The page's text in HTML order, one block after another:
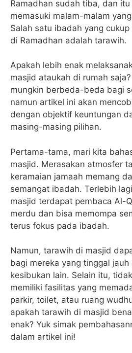
Ramadhan sudah tiba, dan
memasuki malam-malam
Salah satu ibadah yang
di Ramadhan adalah tarawih.
Apakah lebih enak
masjid ataukah di rumah
mungkin berbeda-beda bagi
namun artikel ini akan
dengan objektif keuntungan
masing-masing pilihan.
Pertama-tama, mari kita
masjid. Merasakan atmosfer
keramaian jamaah memang
semangat ibadah. Terlebih
masjid terdapat pembaca Al-
merdu dan bisa memompa
terus fokus pada ibadah.
Namun, tarawih di masjid
bagi mereka yang tinggal jauh
kesibukan lain. Selain itu,
memiliki fasilitas yang
parkir, toilet, atau ruang
apakah tarawih di masjid
enak? Yuk simak
dalam artikel ini!